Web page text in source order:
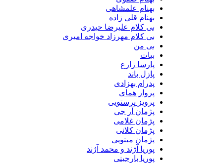
بهنام علمشاهی
بهنام قلی زاده
بی کلام علیرضا حیدری
بی کلام مهرزاد خواجه امیری
بی من
بیات
پارسا زارع
پازل باند
پدرام بهزادی
پرواز همای
پرویز پرستویی
پژمان آر جی
پژمان غلامی
پژمان کلانی
پژمان مینویی
پوریا آژند و محمد آژند
پوریا بارجینی